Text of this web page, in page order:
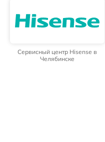
Сервисный центр Hisense в
Челябинске